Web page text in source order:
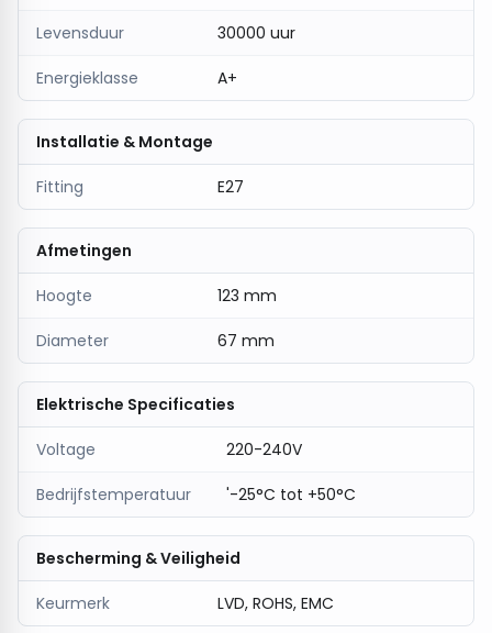
Levensduur 30000 uur
Energieklasse A+
Installatie & Montage
Fitting E27
Afmetingen
Hoogte 123 mm
Diameter 67 mm
Elektrische Specificaties
Voltage 220-240V
Bedrijfstemperatuur '-25°C tot +50°C
Bescherming & Veiligheid
Keurmerk LVD, ROHS, EMC